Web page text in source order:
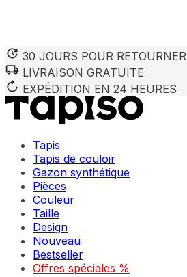
30 JOURS POUR RETOURNER
LIVRAISON GRATUITE
EXPÉDITION EN 24 HEURES
Tapis
Tapis de couloir
Gazon synthétique
Pièces
Couleur
Taille
Design
Nouveau
Bestseller
Offres spéciales %